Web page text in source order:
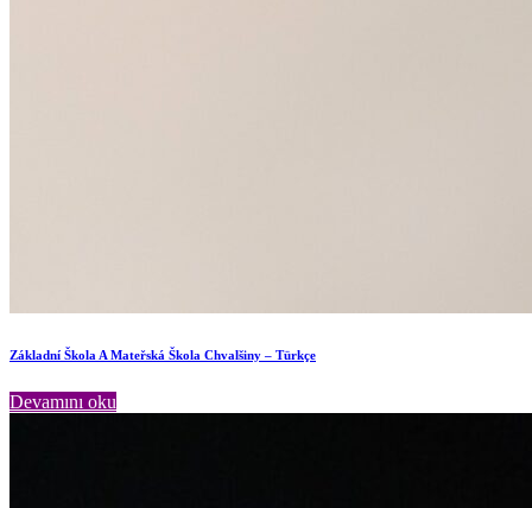
Základní Škola A Mateřská Škola Chvalšiny – Türkçe
Devamını oku